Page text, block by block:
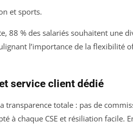
et sports.
88 % des salariés souhaitent une
l’importance de la flexibilité
service client dédié
transparence totale : pas de
à chaque CSE et résiliation facile.